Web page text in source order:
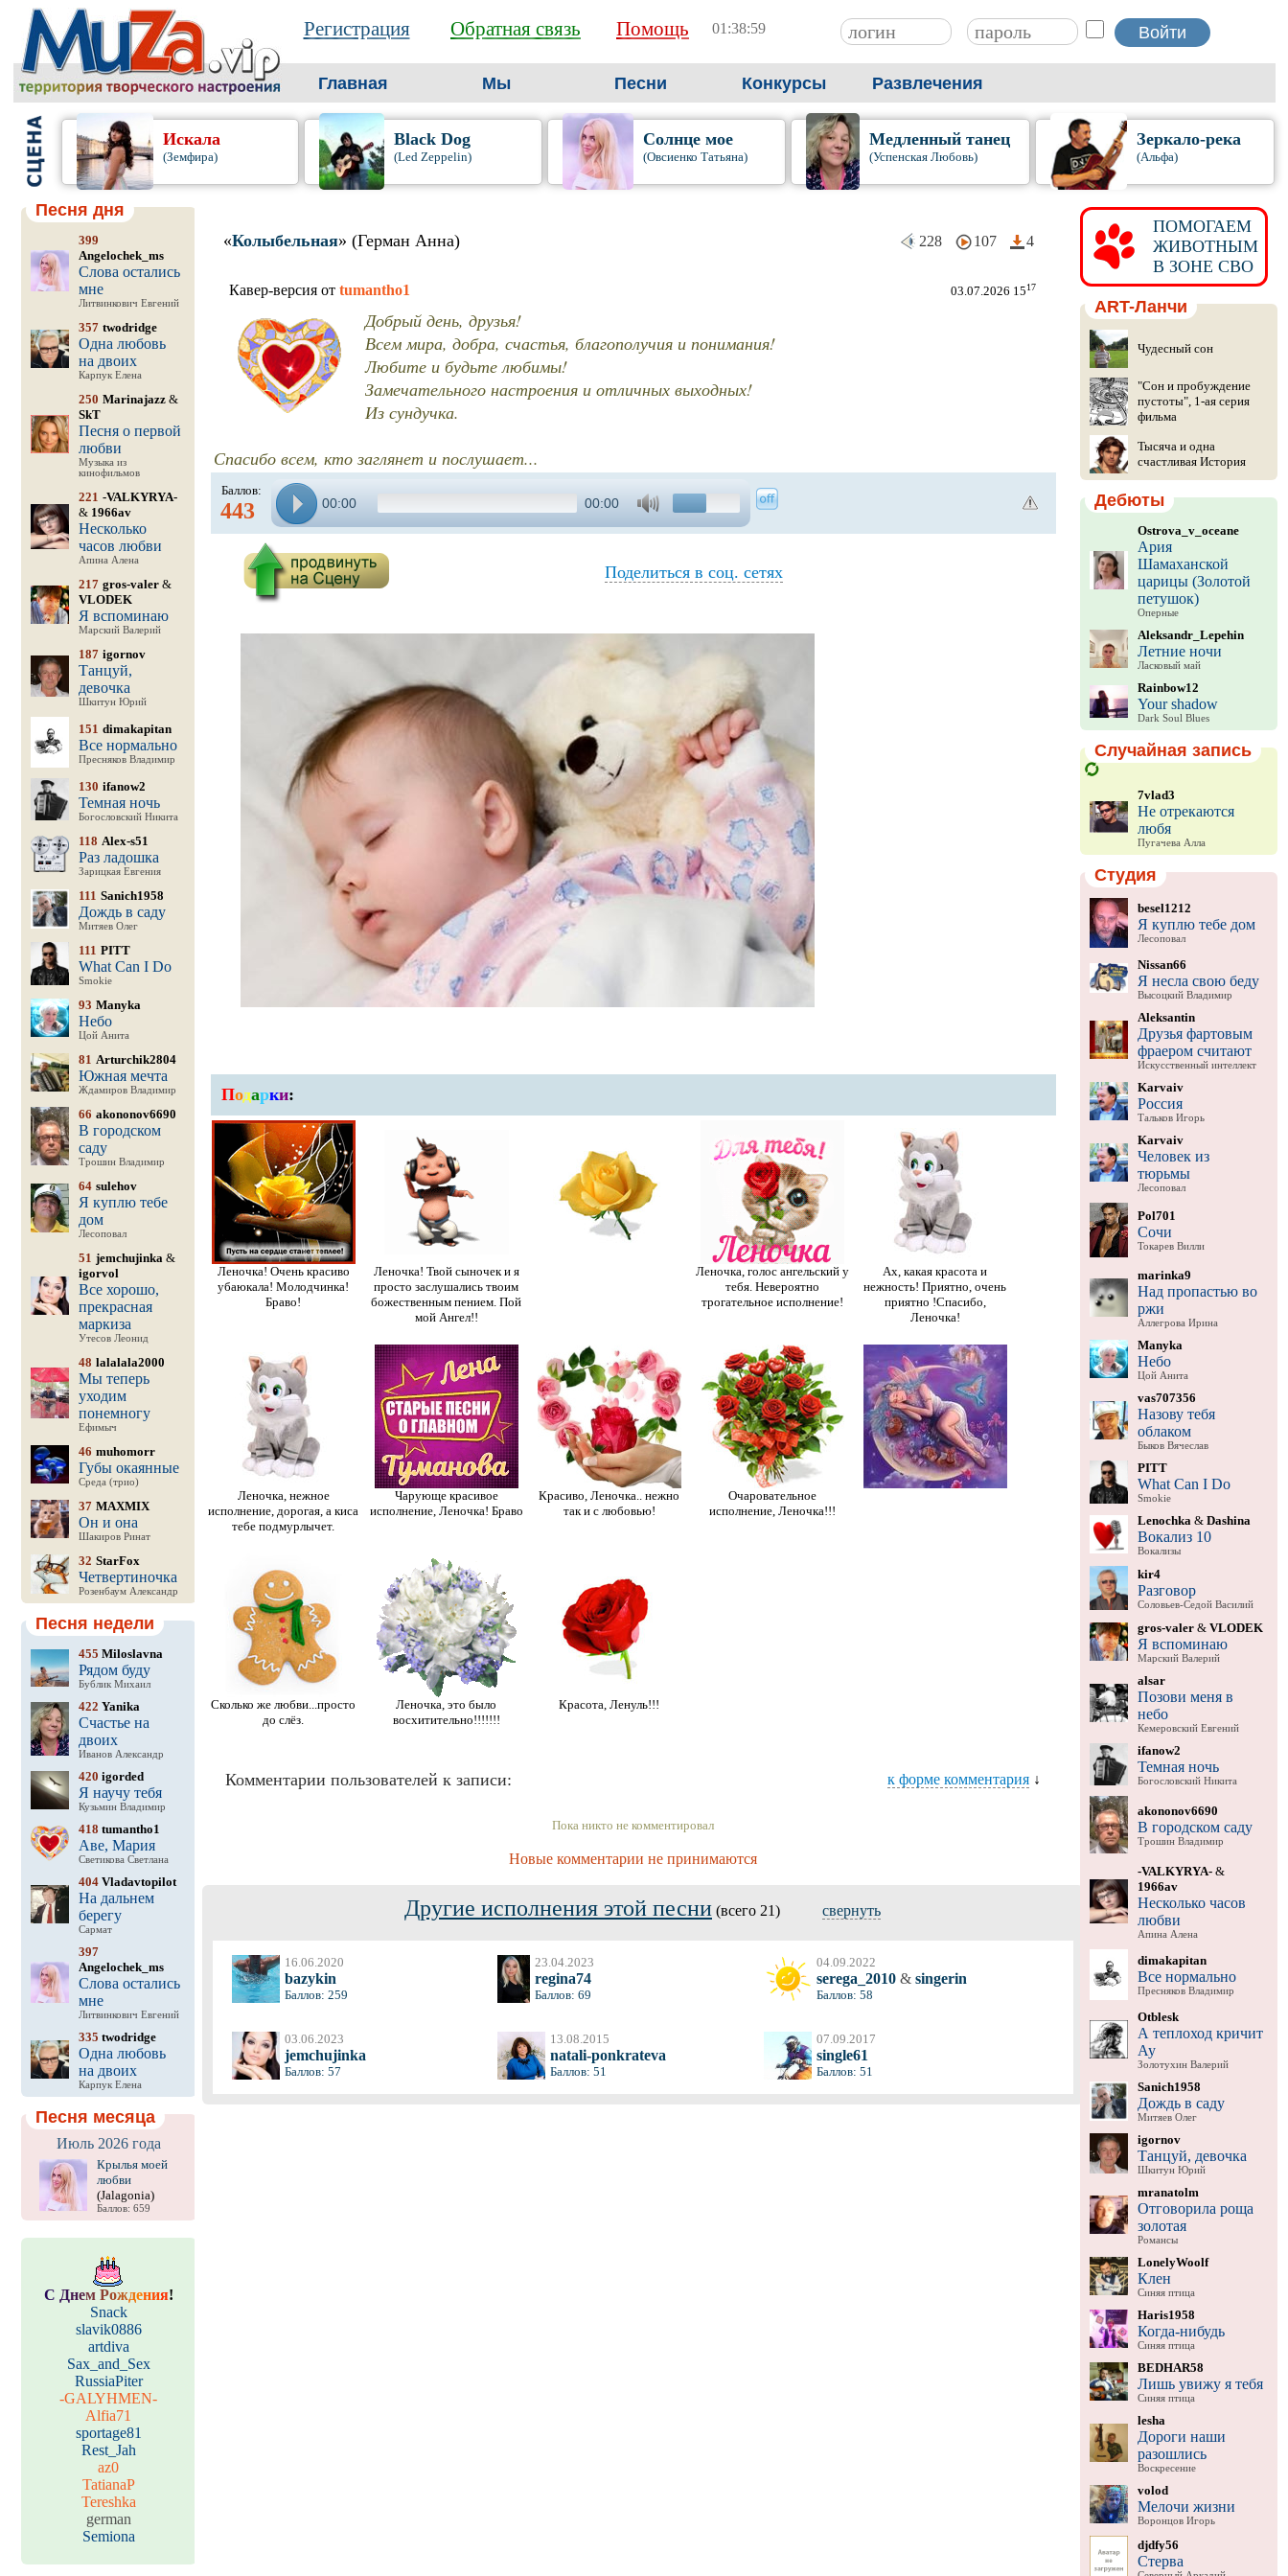
Регистрация Обратная связь Помощь 01:39:00
Главная Мы Песни Конкурсы Развлечения
Искала
(Земфира)
Black Dog
(Led Zeppelin)
Солнце мое
(Овсиенко Татьяна)
Медленный танец
(Успенская Любовь)
Зеркало-река
(Альфа)
Песня дня
399
Angelochek_ms
Слова остались
мне
Литвинкович Евгений
357 twodridge
Одна любовь
на двоих
Карпук Елена
250 Marinajazz&
SkT
Песня о первой
любви
Музыка из
кинофильмов
221 -VALKYRYA-
& 1966av
Несколько
часов любви
Апина Алена
217 gros-valer&
VLODEK
Я вспоминаю
Марский Валерий
187 igornov
Танцуй,
девочка
Шкитун Юрий
151 dimakapitan
Все нормально
Пресняков Владимир
130 ifanow2
Темная ночь
Богословский Никита
118 Alex-s51
Раз ладошка
Зарицкая Евгения
111 Sanich1958
Дождь в саду
Митяев Олег
111 PITT
What Can I Do
Smokie
93 Manyka
Небо
Цой Анита
81 Arturchik2804
Южная мечта
Ждамиров Владимир
66 akononov6690
В городском
саду
Трошин Владимир
64 sulehov
Я куплю тебе
дом
Лесоповал
51 jemchujinka&
igorvol
Все хорошо,
прекрасная
маркиза
Утесов Леонид
48 lalalala2000
Мы теперь
уходим
понемногу
Ефимыч
46 muhomorr
Губы окаянные
Среда (трио)
37 MAXMIX
Он и она
Шакиров Ринат
32 StarFox
Четвертиночка
Розенбаум Александр
Песня недели
455 Miloslavna
Рядом буду
Бублик Михаил
422 Yanika
Счастье на
двоих
Иванов Александр
420 igorded
Я научу тебя
Кузьмин Владимир
418 tumantho1
Аве, Мария
Светикова Светлана
404Vladavtopilot
На дальнем
берегу
Сармат
397
Angelochek_ms
Слова остались
мне
Литвинкович Евгений
335 twodridge
Одна любовь
на двоих
Карпук Елена
Песня месяца
Июль 2026 года
Крылья моей
любви
(Jalagonia)
Баллов: 659
С Днем Рождения!
Snack
slavik0886
artdiva
Sax_and_Sex
RussiaPiter
-GALYHMEN-
Alfia71
sportage81
Rest_Jah
az0
TatianaP
Tereshka
german
Semiona
«Колыбельная» (Герман Анна) 228 107 4
Кавер-версия от tumantho1 03.07.2026 1517
Добрый день, друзья!
Всем мира, добра, счастья, благополучия и понимания!
Любите и будьте любимы!
Замечательного настроения и отличных выходных!
Из сундучка.
Спасибо всем, кто заглянет и послушает...
Баллов:
443 00:00 00:00
Поделиться в соц. сетях
Подарки:
Леночка! Очень красиво
убаюкала! Молодчинка!
Браво!
Леночка! Твой сыночек и я
просто заслушались твоим
божественным пением. Пой
мой Ангел!!
Леночка, голос ангельский у
тебя. Невероятно
трогательное исполнение!
Ах, какая красота и
нежность! Приятно, очень
приятно !Спасибо,
Леночка!
Леночка, нежное
исполнение, дорогая, а киса
тебе подмурлычет.
Чарующе красивое
исполнение, Леночка! Браво
Красиво, Леночка.. нежно
так и с любовью!
Очаровательное
исполнение, Леночка!!!
Сколько же любви...просто
до слёз.
Леночка, это было
восхитительно!!!!!!!
Красота, Ленуль!!!
Комментарии пользователей к записи: к форме комментария ↓
Пока никто не комментировал
Новые комментарии не принимаются
Другие исполнения этой песни (всего 21) свернуть
16.06.2020
bazykin
Баллов: 259
23.04.2023
regina74
Баллов: 69
04.09.2022
serega_2010 &singerin
Баллов: 58
03.06.2023
jemchujinka
Баллов: 57
13.08.2015
natali-ponkrateva
Баллов: 51
07.09.2017
single61
Баллов: 51
ПОМОГАЕМ
ЖИВОТНЫМ
В ЗОНЕ СВО
ART-Ланчи
Чудесный сон
"Сон и пробуждение
пустоты", 1-ая серия
фильма
Тысяча и одна
счастливая История
Дебюты
Ostrova_v_oceane
Ария
Шамаханской
царицы (Золотой
петушок)
Оперные
Aleksandr_Lepehin
Летние ночи
Ласковый май
Rainbow12
Your shadow
Dark Soul Blues
Случайная запись
7vlad3
Не отрекаются
любя
Пугачева Алла
Студия
besel1212
Я куплю тебе дом
Лесоповал
Nissan66
Я несла свою беду
Высоцкий Владимир
Aleksantin
Друзья фартовым
фраером считают
Искусственный интеллект
Karvaiv
Россия
Тальков Игорь
Karvaiv
Человек из
тюрьмы
Лесоповал
Pol701
Сочи
Токарев Вилли
marinka9
Над пропастью во
ржи
Аллегрова Ирина
Manyka
Небо
Цой Анита
vas707356
Назову тебя
облаком
Быков Вячеслав
PITT
What Can I Do
Smokie
Lenochka & Dashina
Вокализ 10
Вокализы
kir4
Разговор
Соловьев-Седой Василий
gros-valer& VLODEK
Я вспоминаю
Марский Валерий
alsar
Позови меня в
небо
Кемеровский Евгений
ifanow2
Темная ночь
Богословский Никита
akononov6690
В городском саду
Трошин Владимир
-VALKYRYA-&
1966av
Несколько часов
любви
Апина Алена
dimakapitan
Все нормально
Пресняков Владимир
Otblesk
А теплоход кричит
Ау
Золотухин Валерий
Sanich1958
Дождь в саду
Митяев Олег
igornov
Танцуй, девочка
Шкитун Юрий
mranatolm
Отговорила роща
золотая
Романсы
LonelyWoolf
Клен
Синяя птица
Haris1958
Когда-нибудь
Синяя птица
BEDHAR58
Лишь увижу я тебя
Синяя птица
lesha
Дороги наши
разошлись
Воскресение
volod
Мелочи жизни
Воронцов Игорь
djdfy56
Стерва